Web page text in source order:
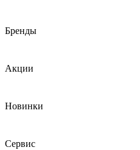
Бренды
Акции
Новинки
Сервис